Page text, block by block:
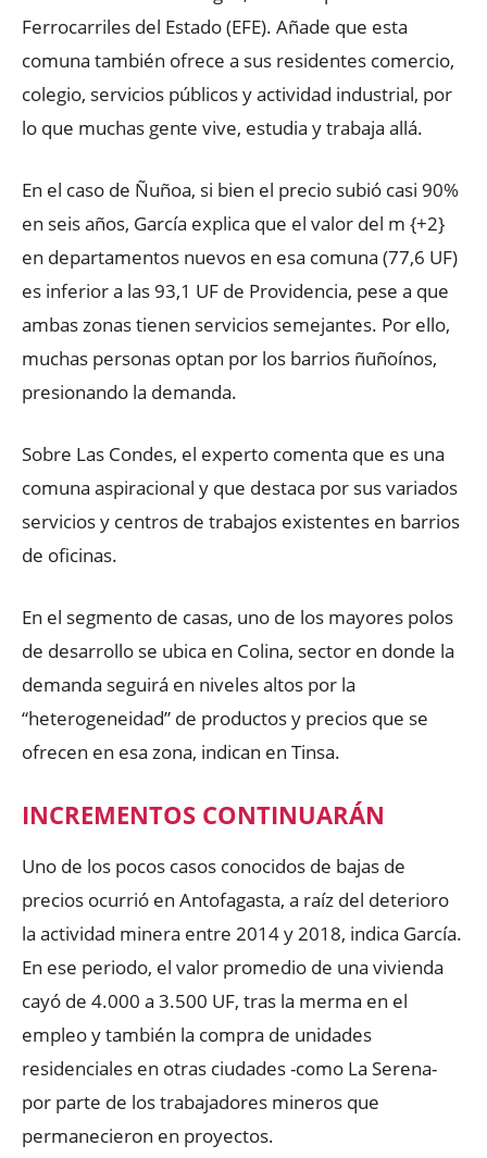
Ferrocarriles del Estado (EFE). Añade que esta
comuna también ofrece a sus residentes comercio,
colegio, servicios públicos y actividad industrial, por
lo que muchas gente vive, estudia y trabaja allá.
En el caso de Ñuñoa, si bien el precio subió casi 90%
en seis años, García explica que el valor del m {+2}
en departamentos nuevos en esa comuna (77,6 UF)
es inferior a las 93,1 UF de Providencia, pese a que
ambas zonas tienen servicios semejantes. Por ello,
muchas personas optan por los barrios ñuñoínos,
presionando la demanda.
Sobre Las Condes, el experto comenta que es una
comuna aspiracional y que destaca por sus variados
servicios y centros de trabajos existentes en barrios
de oficinas.
En el segmento de casas, uno de los mayores polos
de desarrollo se ubica en Colina, sector en donde la
demanda seguirá en niveles altos por la
“heterogeneidad” de productos y precios que se
ofrecen en esa zona, indican en Tinsa.
INCREMENTOS CONTINUARÁN
Uno de los pocos casos conocidos de bajas de
precios ocurrió en Antofagasta, a raíz del deterioro
la actividad minera entre 2014 y 2018, indica García.
En ese periodo, el valor promedio de una vivienda
cayó de 4.000 a 3.500 UF, tras la merma en el
empleo y también la compra de unidades
residenciales en otras ciudades -como La Serena-
por parte de los trabajadores mineros que
permanecieron en proyectos.